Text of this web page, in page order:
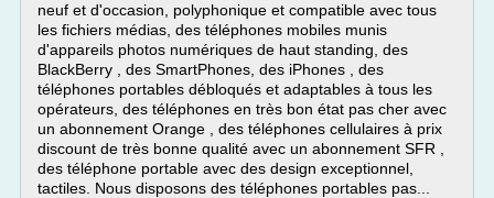
neuf et d'occasion, polyphonique et compatible avec tous
les fichiers médias, des téléphones mobiles munis
d'appareils photos numériques de haut standing, des
BlackBerry , des SmartPhones, des iPhones , des
téléphones portables débloqués et adaptables à tous les
opérateurs, des téléphones en très bon état pas cher avec
un abonnement Orange , des téléphones cellulaires à prix
discount de très bonne qualité avec un abonnement SFR ,
des téléphone portable avec des design exceptionnel,
tactiles. Nous disposons des téléphones portables pas...